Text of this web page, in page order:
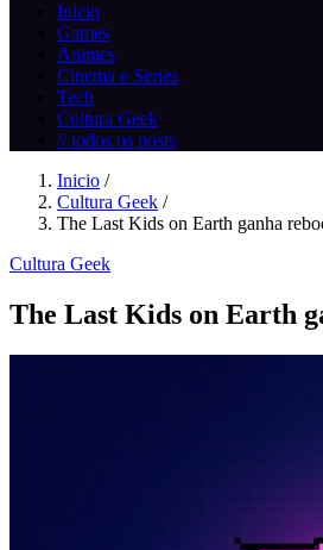
Inicio
Games
Animes
Cinema e Series
Tech
Cultura Geek
// todos os posts
Inicio /
Cultura Geek /
The Last Kids on Earth ganha
Cultura Geek
The Last Kids on Earth